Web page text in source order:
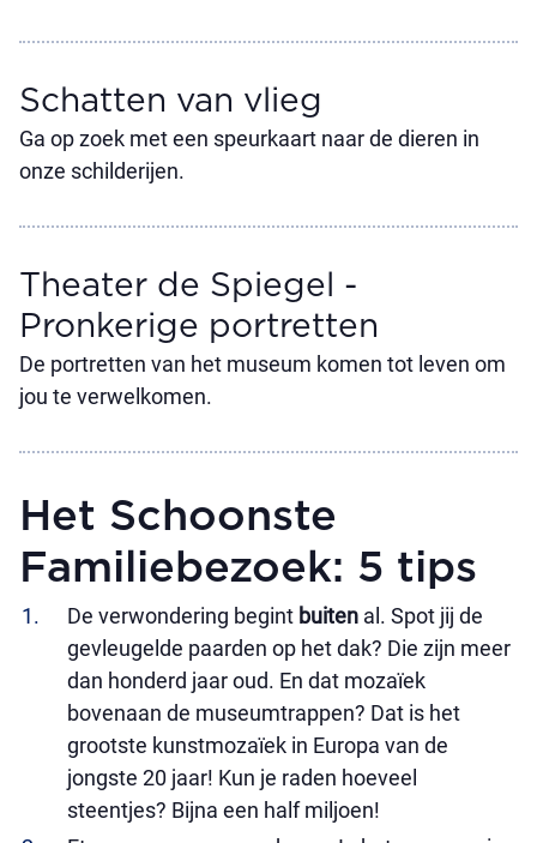
Schatten van vlieg
Ga op zoek met een speurkaart naar de dieren in
onze schilderijen.
Theater de Spiegel -
Pronkerige portretten
De portretten van het museum komen tot leven om
jou te verwelkomen.
Het Schoonste
Familiebezoek: 5 tips
De verwondering begint buiten al. Spot jij de
gevleugelde paarden op het dak? Die zijn meer
dan honderd jaar oud. En dat mozaïek
bovenaan de museumtrappen? Dat is het
grootste kunstmozaïek in Europa van de
jongste 20 jaar! Kun je raden hoeveel
steentjes? Bijna een half miljoen!